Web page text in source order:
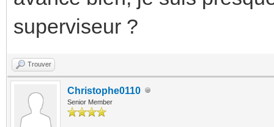
superviseur ?
Trouver
Christophe0110
Senior Member